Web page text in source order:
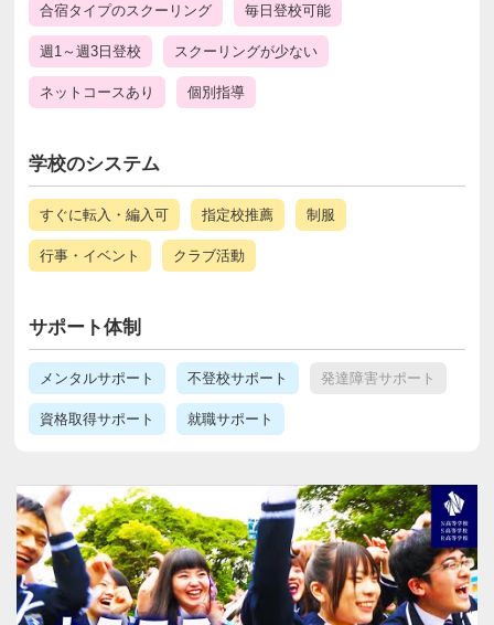
合宿タイプのスクーリング 毎日登校可能
週1～週3日登校 スクーリングが少ない
ネットコースあり 個別指導
学校のシステム
すぐに転入・編入可 指定校推薦 制服
行事・イベント クラブ活動
サポート体制
メンタルサポート 不登校サポート 発達障害サポート
資格取得サポート 就職サポート